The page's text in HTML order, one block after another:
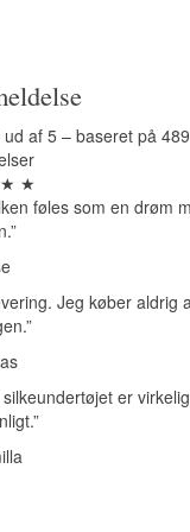
ud af 5 – baseret på 489
★
føles som en drøm
Jeg køber aldrig
er virkelig